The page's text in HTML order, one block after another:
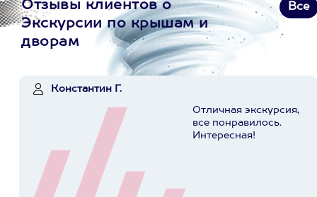
Отзывы клиентов о
Экскурсии по крышам и
дворам
Все
Константин Г.
Отличная экскурсия,
все понравилось.
Интересная!